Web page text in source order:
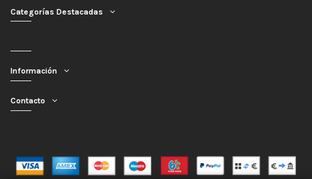
Categorías Destacadas
Información
Contacto